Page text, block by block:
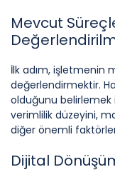
Mevcut
İlk adım, işletmenin
değerlendirmektir.
olduğunu belirlemek
verimlilik düzeyini,
diğer önemli
Dijital